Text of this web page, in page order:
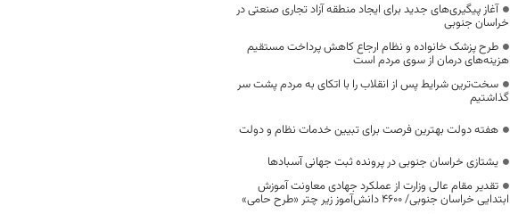
آغاز پیگیری‌های جدید برای ایجاد منطقه آزاد تجاری صنعتی در
خراسان جنوبی
طرح پزشک خانواده و نظام ارجاع کاهش پرداخت مستقیم
هزینه‌های درمان از سوی مردم است
سخت‌ترین شرایط پس از انقلاب را با اتکای به مردم پشت سر
گذاشتیم
هفته دولت بهترین فرصت برای تبیین خدمات نظام و دولت
یشتازی خراسان جنوبی در پرونده ثبت جهانی آسبادها
تقدیر مقام عالی وزارت از عملکرد جهادی معاونت آموزش
ابتدایی خراسان جنوبی/ ۴۶۰۰ دانش‌آموز زیر چتر «طرح حامی»